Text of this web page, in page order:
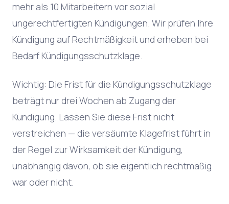
mehr als 10 Mitarbeitern vor sozial
ungerechtfertigten Kündigungen. Wir prüfen Ihre
Kündigung auf Rechtmäßigkeit und erheben bei
Bedarf Kündigungsschutzklage.
Wichtig: Die Frist für die Kündigungsschutzklage
beträgt nur drei Wochen ab Zugang der
Kündigung. Lassen Sie diese Frist nicht
verstreichen — die versäumte Klagefrist führt in
der Regel zur Wirksamkeit der Kündigung,
unabhängig davon, ob sie eigentlich rechtmäßig
war oder nicht.